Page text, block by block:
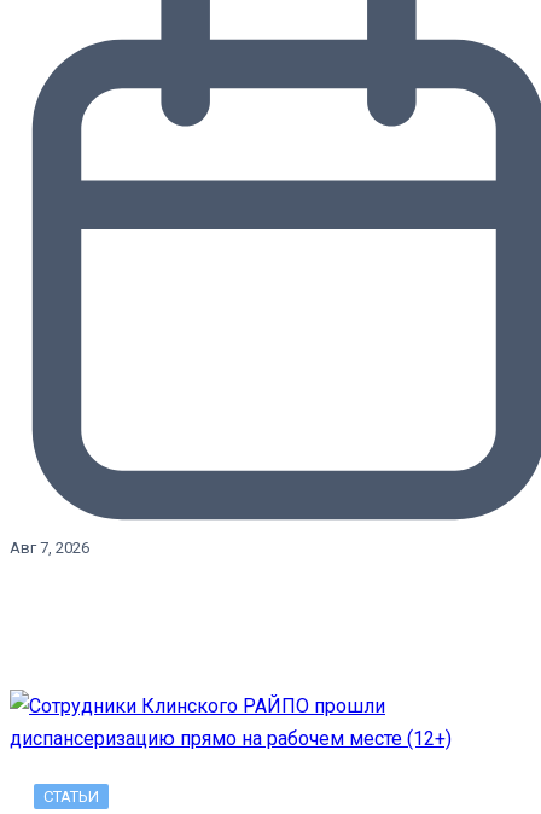
Авг 7, 2026
СТАТЬИ